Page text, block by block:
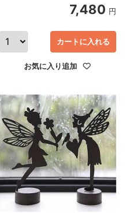
7,480 円
カートに入れる
お気に入り追加